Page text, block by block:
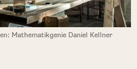
Mathematikgenie Daniel Kellner